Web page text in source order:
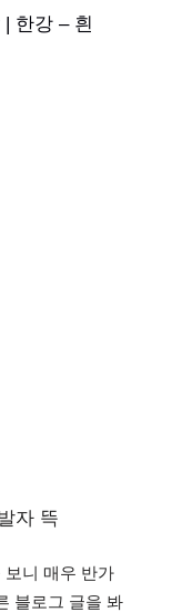
한강 – 흰
자 뜩
보니 매우 반가
블로그 글을 봐